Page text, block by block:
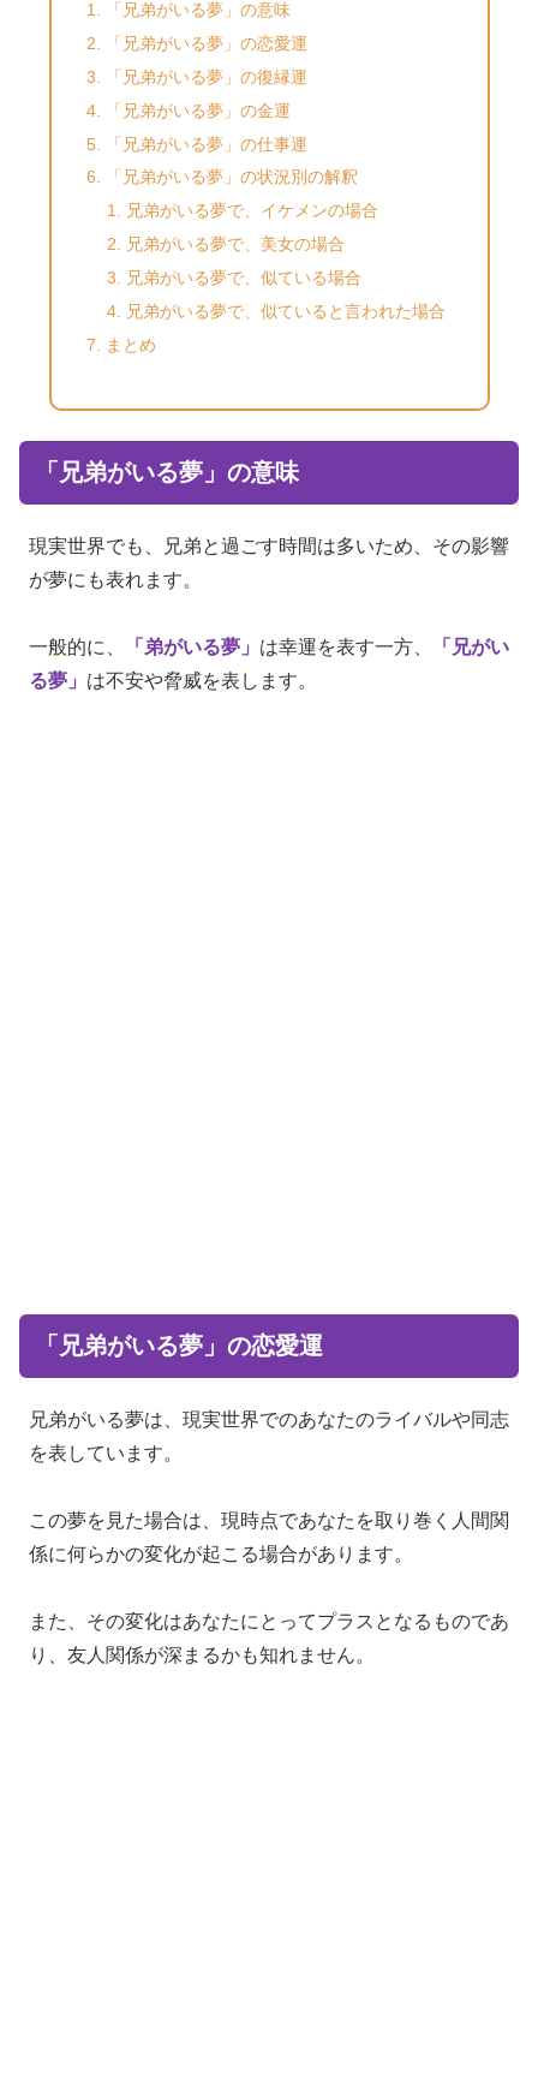
「兄弟がいる夢」の意味
「兄弟がいる夢」の恋愛運
「兄弟がいる夢」の復縁運
「兄弟がいる夢」の金運
「兄弟がいる夢」の仕事運
「兄弟がいる夢」の状況別の解釈
兄弟がいる夢で、イケメンの場合
兄弟がいる夢で、美女の場合
兄弟がいる夢で、似ている場合
兄弟がいる夢で、似ていると言われた場合
まとめ
「兄弟がいる夢」の意味
現実世界でも、兄弟と過ごす時間は多いため、その影響
が夢にも表れます。
一般的に、 「弟がいる夢」 は幸運を表す一方、
「兄がい
る夢」 は不安や脅威を表します。
「兄弟がいる夢」の恋愛運
兄弟がいる夢は、現実世界でのあなたのライバルや同志
を表しています。
この夢を見た場合は、現時点であなたを取り巻く人間関
係に何らかの変化が起こる場合があります。
また、その変化はあなたにとってプラスとなるものであ
り、友人関係が深まるかも知れません。